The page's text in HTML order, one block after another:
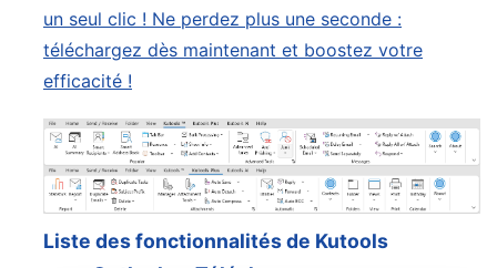
un seul clic ! Ne perdez plus une seconde :
téléchargez dès maintenant et boostez votre
efficacité !
Liste des fonctionnalités de Kutools